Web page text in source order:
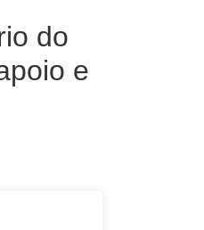
do
e